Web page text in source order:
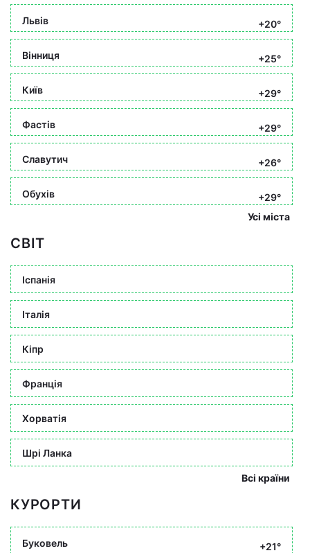
Львів +20°
Вінниця +25°
Київ +29°
Фастів +29°
Славутич +26°
Обухів
+29°
Усі міста
СВІТ
Іспанія
Італія
Кіпр
Франція
Хорватія
Шрі Ланка
Всі країни
КУРОРТИ
Буковель +21°